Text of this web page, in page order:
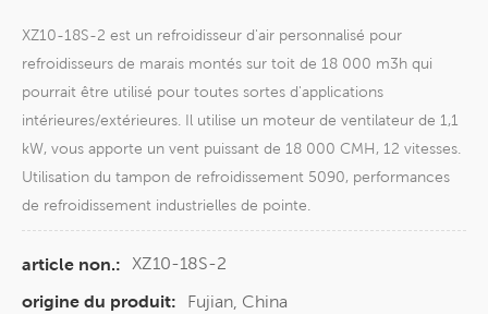
XZ10-18S-2 est un refroidisseur d'air personnalisé pour
refroidisseurs de marais montés sur toit de 18 000 m3h qui
pourrait être utilisé pour toutes sortes d'applications
intérieures/extérieures. Il utilise un moteur de ventilateur de 1,1
kW, vous apporte un vent puissant de 18 000 CMH, 12 vitesses.
Utilisation du tampon de refroidissement 5090, performances
de refroidissement industrielles de pointe.
article non.:
XZ10-18S-2
origine du produit:
Fujian, China